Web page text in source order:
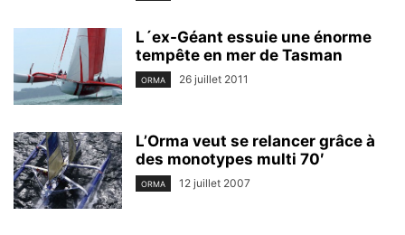
L´ex-Géant essuie une énorme
tempête en mer de Tasman
ORMA 26 juillet 2011
L’Orma veut se relancer grâce à
des monotypes multi 70′
ORMA 12 juillet 2007